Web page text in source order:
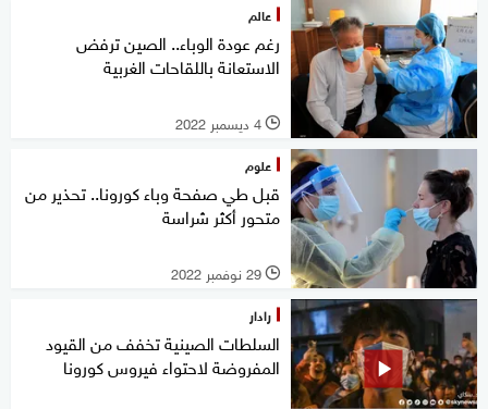
عالم
رغم عودة الوباء.. الصين ترفض
الاستعانة باللقاحات الغربية
l 4 ديسمبر 2022
علوم
قبل طي صفحة وباء كورونا.. تحذير من
متحور أكثر شراسة
l 29 نوفمبر 2022
رادار
السلطات الصينية تخفف من القيود
المفروضة لاحتواء فيروس كورونا